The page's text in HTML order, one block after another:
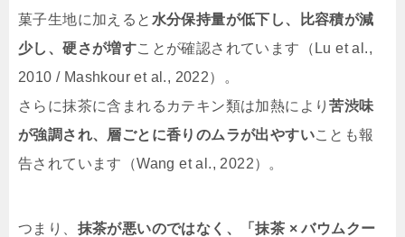
菓子生地に加えると 水分保持量が低下し、比容積が減
少し、硬さが増すことが確認されています（Lu et al.,
2010 / Mashkour et al., 2022）。
さらに抹茶に含まれるカテキン類は加熱により苦渋味
が強調され、層ごとに香りのムラが出やすいことも報
告されています（Wang et al., 2022）。
つまり、 抹茶が悪いのではなく、「抹茶 × バウムクー